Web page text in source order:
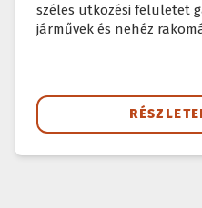
széles ütközési felületet
járművek és nehéz